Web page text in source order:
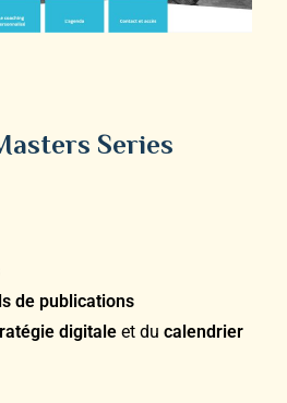
Series
de publications
digitale et ducalendrier